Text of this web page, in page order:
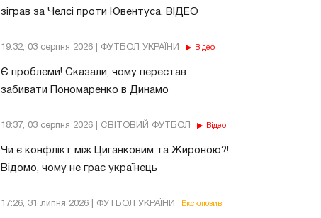
зіграв за Челсі проти Ювентуса. ВІДЕО
19:32, 03 серпня 2026 | ФУТБОЛ УКРАЇНИ Відео
Є проблеми! Сказали, чому перестав
забивати Пономаренко в Динамо
18:37, 03 серпня 2026 | СВІТОВИЙ ФУТБОЛ Відео
Чи є конфлікт між Циганковим та Жироною?!
Відомо, чому не грає українець
17:26, 31 липня 2026 | ФУТБОЛ УКРАЇНИ Ексклюзив